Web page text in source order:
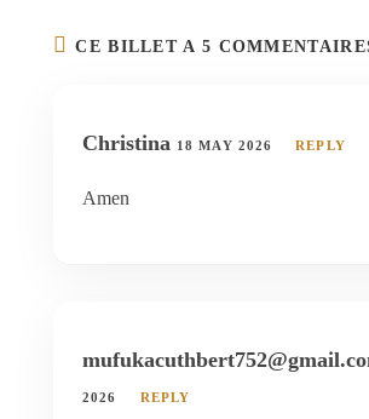
CE BILLET A 5
Christina 18 MAY 2026 REPLY
Amen
2026 REPLY